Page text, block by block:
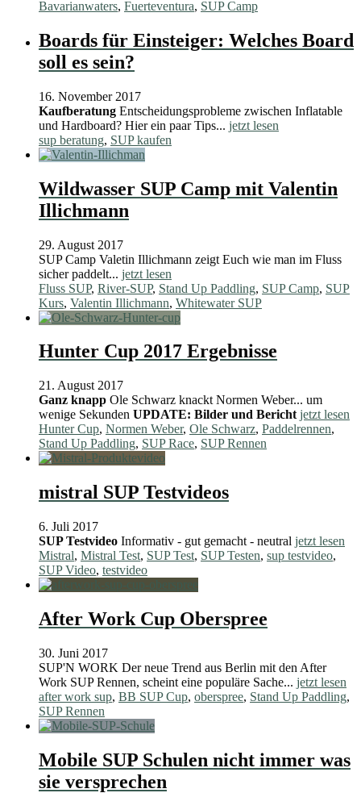
Bavarianwaters, Fuerteventura, SUP Camp
Boards für Einsteiger: Welches Board
soll es sein?
16. November 2017
Kaufberatung Entscheidungsprobleme zwischen Inflatable
und Hardboard? Hier ein paar Tips... jetzt lesen
sup beratung, SUP kaufen
Wildwasser SUP Camp mit Valentin
Illichmann
29. August 2017
SUP Camp Valetin Illichmann zeigt Euch wie man im Fluss
sicher paddelt... jetzt lesen
Fluss SUP, River-SUP, Stand Up Paddling, SUP Camp, SUP
Kurs, Valentin Illichmann, Whitewater SUP
Hunter Cup 2017 Ergebnisse
21. August 2017
Ganz knapp Ole Schwarz knackt Normen Weber... um
wenige Sekunden UPDATE: Bilder und Bericht jetzt lesen
Hunter Cup, Normen Weber, Ole Schwarz, Paddelrennen,
Stand Up Paddling, SUP Race, SUP Rennen
mistral SUP Testvideos
6. Juli 2017
SUP Testvideo Informativ - gut gemacht - neutral jetzt lesen
Mistral, Mistral Test, SUP Test, SUP Testen, sup testvideo,
SUP Video, testvideo
After Work Cup Oberspree
30. Juni 2017
SUP'N WORK Der neue Trend aus Berlin mit den After
Work SUP Rennen, scheint eine populäre Sache... jetzt lesen
after work sup, BB SUP Cup, oberspree, Stand Up Paddling,
SUP Rennen
Mobile SUP Schulen nicht immer was
sie versprechen